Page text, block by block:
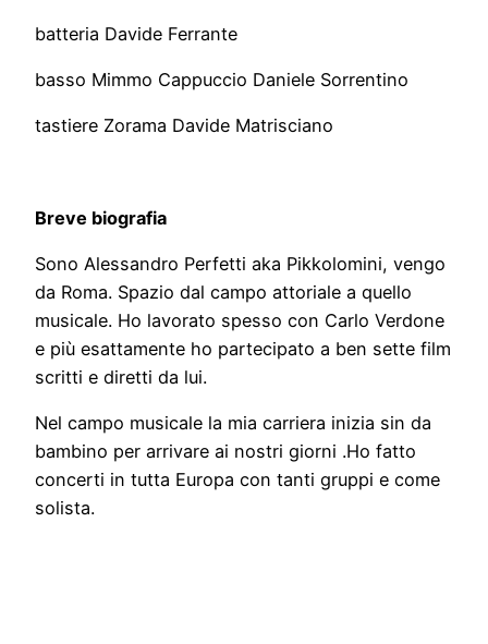
batteria Davide Ferrante
basso Mimmo Cappuccio Daniele Sorrentino
tastiere Zorama Davide Matrisciano
Breve biografia
Sono Alessandro Perfetti aka Pikkolomini, vengo
da Roma. Spazio dal campo attoriale a quello
musicale. Ho lavorato spesso con Carlo Verdone
e più esattamente ho partecipato a ben sette film
scritti e diretti da lui.
Nel campo musicale la mia carriera inizia sin da
bambino per arrivare ai nostri giorni .Ho fatto
concerti in tutta Europa con tanti gruppi e come
solista.